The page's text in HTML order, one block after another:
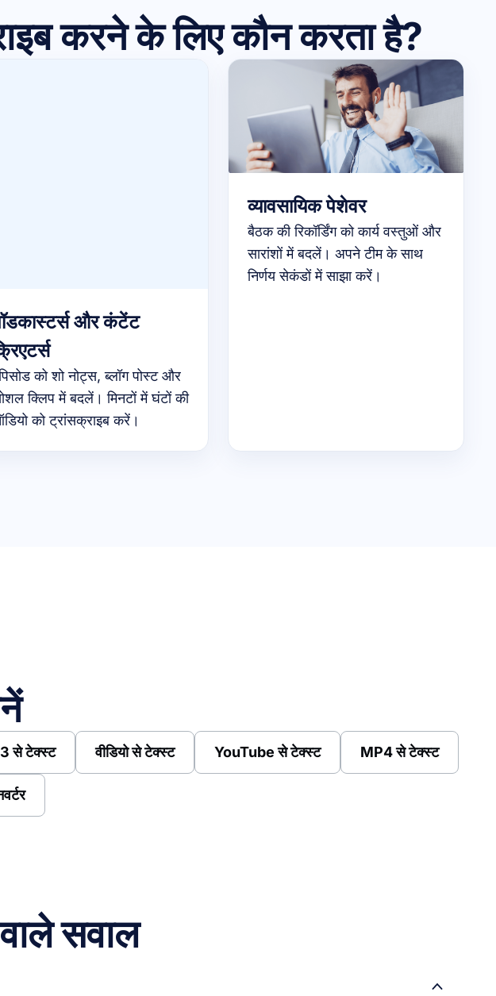
करने के लिए कौन करता है?
और कंटेंट
को शो नोट्स, ब्लॉग पोस्ट और
क्लिप में बदलें। मिनटों में घंटों की
को ट्रांसक्राइब करें।
व्यावसायिक पेशेवर
बैठक की रिकॉर्डिंग को कार्य वस्तुओं और
सारांशों में बदलें। अपने टीम के साथ
निर्णय सेकंडों में साझा करें।
से टेक्स्ट वीडियो से टेक्स्ट YouTube से टेक्स्ट MP4 से टेक्स्ट
सवाल